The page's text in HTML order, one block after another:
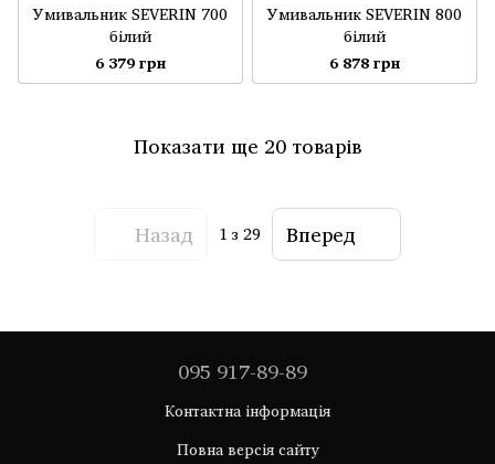
Умивальник SEVERIN 700
білий
6 379 грн
Умивальник SEVERIN 800
білий
6 878 грн
Показати ще 20 товарів
Назад 1 з 29 Вперед
095 917-89-89
Контактна інформація
Повна версія сайту